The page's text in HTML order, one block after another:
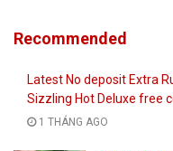
Recommended
Latest No deposit Extra
Sizzling Hot Deluxe free
1 THÁNG AGO